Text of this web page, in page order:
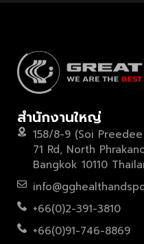
สำนักงานใหญ่
158/8-9 (Soi
71 Rd, North
Bangkok 10110
+66(0)2-391-3810
+66(0)91-746-8869